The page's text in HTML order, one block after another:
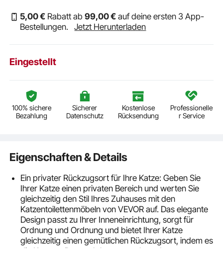
5,00€ Rabatt ab99,00€ auf deine ersten 3 App-
Bestellungen.
Jetzt Herunterladen
Eingestellt
100% sichere
Bezahlung
Sicherer
Datenschutz
Kostenlose
Rücksendung
Professionelle
r Service
Eigenschaften & Details
Ein privater Rückzugsort für Ihre Katze: Geben Sie
Ihrer Katze einen privaten Bereich und werten Sie
gleichzeitig den Stil Ihres Zuhauses mit den
Katzentoilettenmöbeln von VEVOR auf. Das elegante
Design passt zu Ihrer Inneneinrichtung, sorgt für
Ordnung und Ordnung und bietet Ihrer Katze
gleichzeitig einen gemütlichen Rückzugsort, indem es
die Katzentoilette nahtlos versteckt und